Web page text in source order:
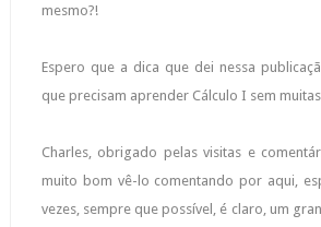
mesmo?!
Espero que a dica que dei nessa
que precisam aprender Cálculo I sem
Charles, obrigado pelas visitas e
muito bom vê-lo comentando por aqui,
vezes, sempre que possível, é claro, um